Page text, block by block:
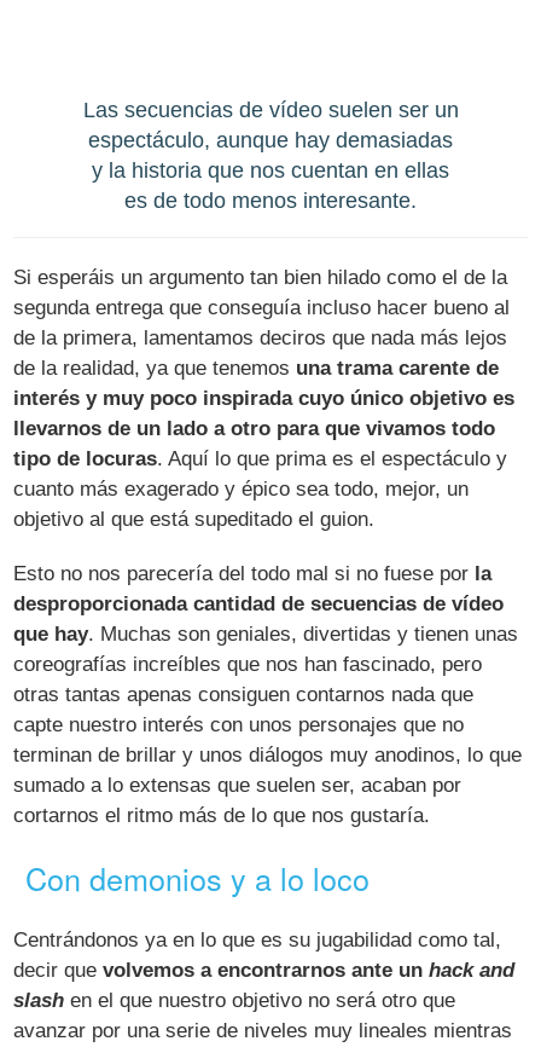
Las secuencias de vídeo suelen ser un
espectáculo, aunque hay demasiadas
y la historia que nos cuentan en ellas
es de todo menos interesante.
Si esperáis un argumento tan bien hilado como el de la
segunda entrega que conseguía incluso hacer bueno al
de la primera, lamentamos deciros que nada más lejos
de la realidad, ya que tenemos una trama carente de
interés y muy poco inspirada cuyo único objetivo es
llevarnos de un lado a otro para que vivamos todo
tipo de locuras. Aquí lo que prima es el espectáculo y
cuanto más exagerado y épico sea todo, mejor, un
objetivo al que está supeditado el guion.
Esto no nos parecería del todo mal si no fuese por la
desproporcionada cantidad de secuencias de vídeo
que hay. Muchas son geniales, divertidas y tienen unas
coreografías increíbles que nos han fascinado, pero
otras tantas apenas consiguen contarnos nada que
capte nuestro interés con unos personajes que no
terminan de brillar y unos diálogos muy anodinos, lo que
sumado a lo extensas que suelen ser, acaban por
cortarnos el ritmo más de lo que nos gustaría.
Con demonios y a lo loco
Centrándonos ya en lo que es su jugabilidad como tal,
decir quevolvemos a encontrarnos ante unhack and
slash en el que nuestro objetivo no será otro que
avanzar por una serie de niveles muy lineales mientras